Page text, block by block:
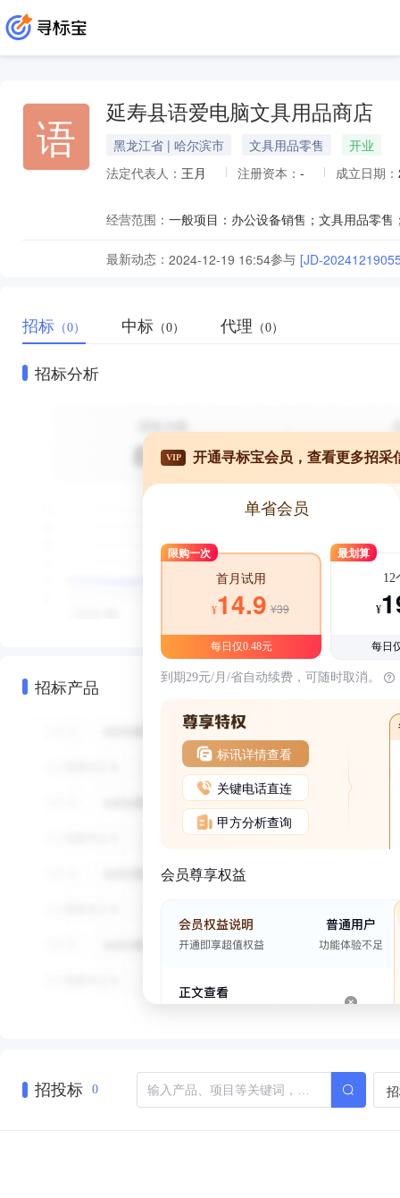
语 延寿县语爱电脑文具用品商店
黑龙江省 | 哈尔滨市 文具用品零售
开业
法定代表人： 王月 注册资本： - 成立日期：
经营范围：
最新动态： 2024-12-19 16:54参与 [JD-
招标 （0） 中标 （0） 代理 （0）
招标分析
招标产品
VIP 开通寻标宝会员，查看更多招采
单省会员
限购一次
首月试用
¥14.9 ¥39
每日仅0.48元
最划算
12
¥
每日
到期29元/月/省自动续费，可随时取消。
标讯详情查看
关键电话直连
甲方分析查询
会员尊享权益
招投标 0